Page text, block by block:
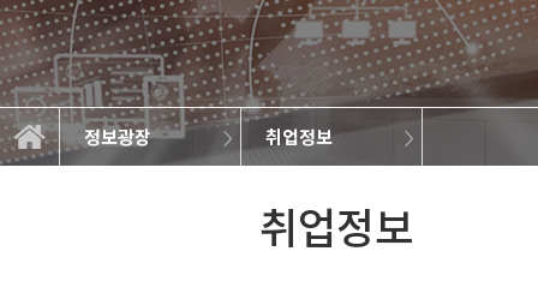
정보광장 취업정보
학과소개
교과과정
학사정보
정보광장
커뮤니티
학과뉴스
취업정보
일반자료실
갤러리
연구실소개
취업정보